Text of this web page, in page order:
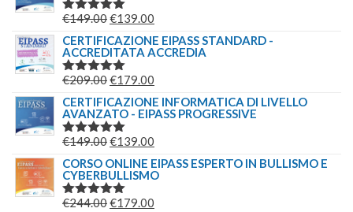
VALUTATO
€149.00IL
PREZZO
ORIGINALE
ERA:
€139.00
PREZZO
ATTUALE
CERTIFICAZIONE EIPASS STANDARD -
ACCREDITATA ACCREDIA
VALUTATO
€209.00IL
PREZZO
ORIGINALE
ERA:
€179.00
PREZZO
ATTUALE
CERTIFICAZIONE INFORMATICA DI LIVELLO
AVANZATO - EIPASS PROGRESSIVE
VALUTATO
€149.00IL
PREZZO
ORIGINALE
ERA:
€139.00
PREZZO
ATTUALE
CORSO ONLINE EIPASS ESPERTO IN BULLISMO E
CYBERBULLISMO
VALUTATO
€244.00IL
€179.00